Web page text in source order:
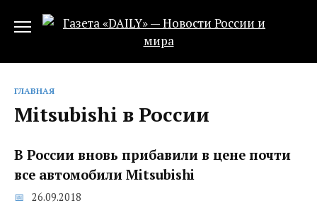
ГЛАВНАЯ
Mitsubishi в России
В России вновь прибавили в цене почти
все автомобили Mitsubishi
26.09.2018